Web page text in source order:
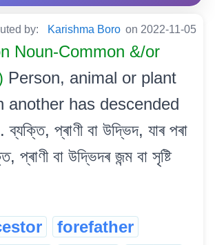
by: Karishma Boro on 2022-11-05
Noun-Common &/or
Person, animal or plant
another has descended
প্ৰাণী বা উদ্ভিদ, যাৰ পৰা
বা উদ্ভিদৰ জন্ম বা সৃষ্টি
forefather